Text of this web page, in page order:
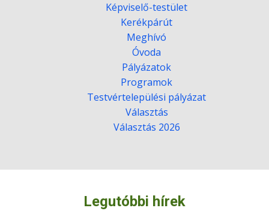
Képviselő-testület
Kerékpárút
Meghívó
Óvoda
Pályázatok
Programok
Testvértelepülési pályázat
Választás
Választás 2026
Legutóbbi hírek